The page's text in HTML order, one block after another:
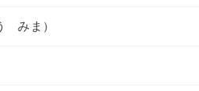
みま）